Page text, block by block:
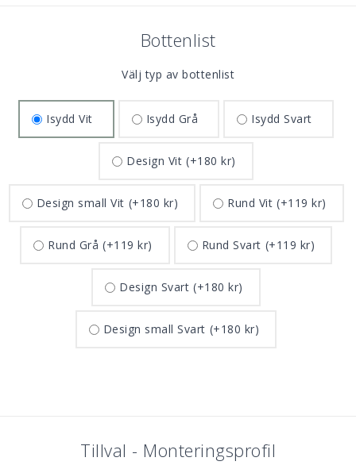
Bottenlist
Välj typ av bottenlist
Isydd Vit Isydd Grå Isydd Svart
Design Vit (+180 kr)
Design small Vit (+180 kr) Rund Vit (+119 kr)
Rund Grå (+119 kr) Rund Svart (+119 kr)
Design Svart (+180 kr)
Design small Svart (+180 kr)
Tillval - Monteringsprofil